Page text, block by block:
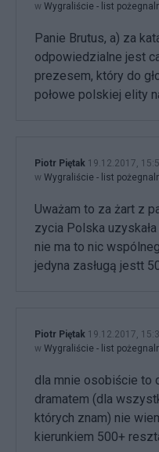
w Wygraliście - list
Panie Brutus, a) za
odpowiedzialne jest
prezesem, który do
połowe polskiej elity
Piotr Piętak 19.12.2017,
w Wygraliście - list
Uważam to za żart z
zycia Polska
nie ma to nic
jedyna zasługą jestt
Piotr Piętak 19.12.2017,
w Wygraliście - list
dla mnie osobiście to
dramatem (dla
których znam) nie
kierunkiem 500+